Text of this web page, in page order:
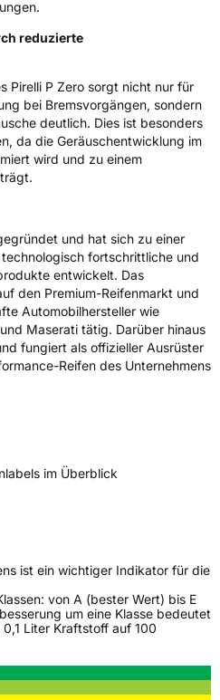
reduzierte
Pirelli P Zero sorgt nicht nur für
bei Bremsvorgängen, sondern
deutlich. Dies ist besonders
da die Geräuschentwicklung im
wird und zu einem
und hat sich zu einer
fortschrittliche und
entwickelt. Das
den Premium-Reifenmarkt und
Automobilhersteller wie
Maserati tätig. Darüber hinaus
fungiert als offizieller Ausrüster
Reifen des Unternehmens
im Überblick
ist ein wichtiger Indikator für die
von A (bester Wert) bis E
um eine Klasse bedeutet
Liter Kraftstoff auf 100